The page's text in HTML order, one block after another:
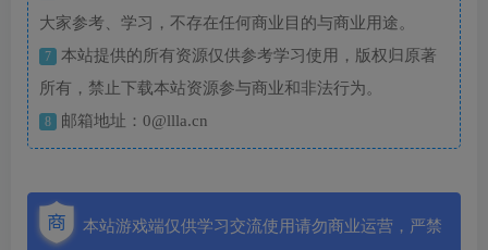
大家参考、学习，不存在任何商业目的与商业用途。
7
本站提供的所有资源仅供参考学习使用，版权归原著
所有，禁止下载本站资源参与商业和非法行为。
8 邮箱地址：0@llla.cn
本站游戏端仅供学习交流使用请勿商业运营，严禁